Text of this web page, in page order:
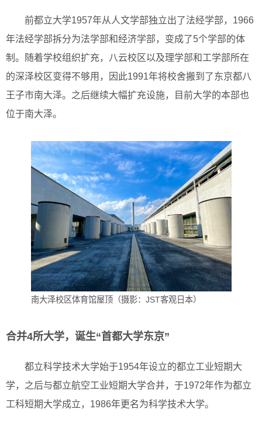
前都立大学1957年从人文学部独立出了法经学部，1966
年法经学部拆分为法学部和经济学部，变成了5个学部的体
制。随着学校组织扩充，八云校区以及理学部和工学部所在
的深泽校区变得不够用，因此1991年将校舍搬到了东京都八
王子市南大泽。之后继续大幅扩充设施，目前大学的本部也
位于南大泽。
南大泽校区体育馆屋顶（摄影：JST客观日本）
合并4所大学，诞生“首都大学东京”
都立科学技术大学始于1954年设立的都立工业短期大
学，之后与都立航空工业短期大学合并，于1972年作为都立
工科短期大学成立，1986年更名为科学技术大学。